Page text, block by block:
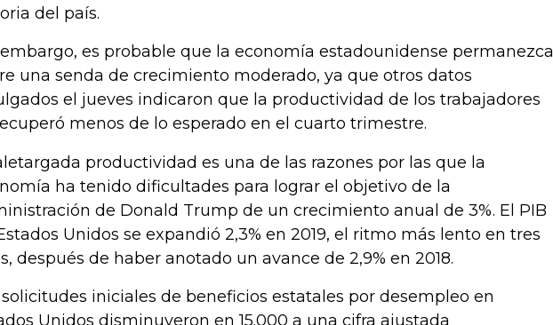
del país.
es probable que la economía estadounidense permanezca
una senda de crecimiento moderado, ya que otros datos
el jueves indicaron que la productividad de los trabajadores
menos de lo esperado en el cuarto trimestre.
productividad es una de las razones por las que la
ha tenido dificultades para lograr el objetivo de la
de Donald Trump de un crecimiento anual de 3%. El PIB
Unidos se expandió 2,3% en 2019, el ritmo más lento en tres
después de haber anotado un avance de 2,9% en 2018.
solicitudes iniciales de beneficios estatales por desempleo en
Unidos disminuyeron en 15.000 a una cifra ajustada